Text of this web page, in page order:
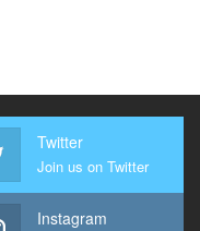
Twitter
Join us on Twitter
Instagram